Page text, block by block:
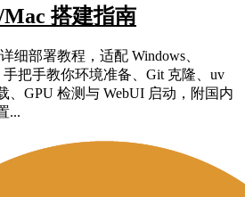
搭建指南
细部署教程，适配 Windows、
手把手教你环境准备、Git 克隆、uv
、GPU 检测与 WebUI 启动，附国内
...